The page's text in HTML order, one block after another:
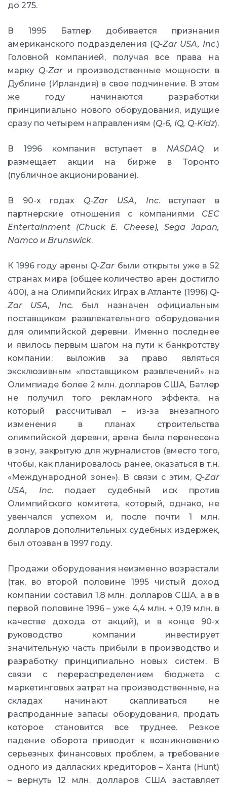
до 275.
В 1995 Батлер добивается признания
американского подразделения (Q-Zar USA, Inc.)
Головной компанией, получая все права на
марку Q-Zarи производственные мощности в
Дублине (Ирландия) в свое подчинение. В этом
же году начинаются разработки
принципиально нового оборудования, идущие
сразу по четырем направлениям (Q-6, IQ, Q-Kidz).
В 1996 компания вступает в NASDAQ и
размещает акции на бирже в Торонто
(публичное акционирование).
В 90-х годах Q-Zar USA, Inc. вступает в
партнерские отношения с компаниями CEC
Entertainment (Chuck E. Cheese), Sega Japan,
Namco и Brunswick.
К 1996 году арены Q-Zar были открыты уже в 52
странах мира (общее количество арен достигло
400), а на Олимпийских Играх в Атланте (1996) Q-
Zar USA, Inc. был назначен официальным
поставщиком развлекательного оборудования
для олимпийской деревни. Именно последнее
и явилось первым шагом на пути к банкротству
компании: выложив за право являться
эксклюзивным «поставщиком развлечений» на
Олимпиаде более 2 млн. долларов США, Батлер
не получил того рекламного эффекта, на
который рассчитывал – из-за внезапного
изменения в планах строительства
олимпийской деревни, арена была перенесена
в зону, закрытую для журналистов (вместо того,
чтобы, как планировалось ранее, оказаться в т.н.
«Международной зоне»). В связи с этим, Q-Zar
USA, Inc. подает судебный иск против
Олимпийского комитета, который, однако, не
увенчался успехом и, после почти 1 млн.
долларов дополнительных судебных издержек,
был отозван в 1997 году.
Продажи оборудования неизменно возрастали
(так, во второй половине 1995 чистый доход
компании составил 1,8 млн. долларов США, а в в
первой половине 1996 – уже 4,4 млн. + 0,19 млн. в
качестве дохода от акций), и в конце 90-х
руководство компании инвестирует
значительную часть прибыли в производство и
разработку принципиально новых систем. В
связи с перераспределением бюджета с
маркетинговых затрат на производственные, на
складах начинают скапливаться не
распроданные запасы оборудования, продать
которое становится все труднее. Резкое
падение оборота приводит к возникновению
серьезных финансовых проблем, а требование
одного из далласких кредиторов – Ханта (Hunt)
– вернуть 12 млн. долларов США заставляет